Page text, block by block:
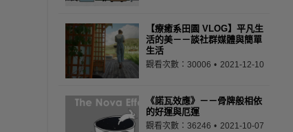
【療癒系田園 VLOG】平凡生
活的美－－談社群媒體與簡單
生活
觀看次數：30006 2021-12-10
《諾瓦效應》－－骨牌般相依
的好運與厄運
觀看次數：36246 2021-10-07